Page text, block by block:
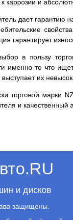
к каррозии и
дает гарантию
гарантирует
в пользу
именно то что
выступает их
торговой марки
и качественный
и дисков
защищены.